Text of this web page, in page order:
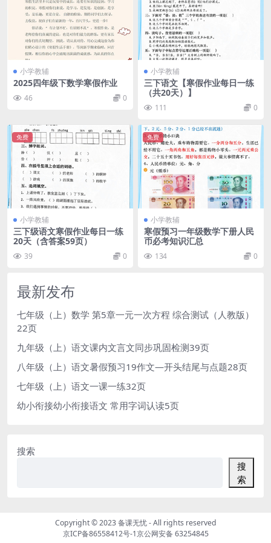
小学教辅
2025四年级下数学寒假作业
46 0
小学教辅
三下语文【寒假作业每日一练
（共20天）】
111 0
免费
小学教辅
三下级语文寒假作业每日一练
20天（含答案59页）
39 0
免费
小学教辅
寒假预习一年级数学下册人民
币必考知识汇总
134 0
最新发布
七年级（上）数学 第5章一元一次方程 综合测试（人教版）
22页
九年级（上）语文课内文言文同步巩固检测39页
八年级（上）语文暑假预习19作文—开头结尾与点题28页
七年级（上）语文一课一练32页
幼小衔接幼小衔接语文 常用字词认读5页
搜索
搜
索
Copyright © 2023备课无忧- All rights reserved
京ICP备86558412号-1京公网安备 63254845